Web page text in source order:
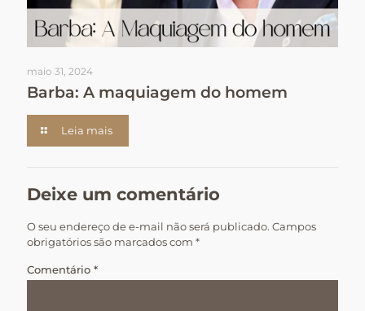
maio 31, 2024
Barba: A maquiagem do homem
Leia mais
Deixe um comentário
O seu endereço de e-mail não será publicado. Campos
obrigatórios são marcados com *
Comentário *